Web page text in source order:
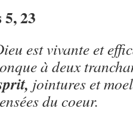
23
est vivante et
à deux
jointures et
du coeur.